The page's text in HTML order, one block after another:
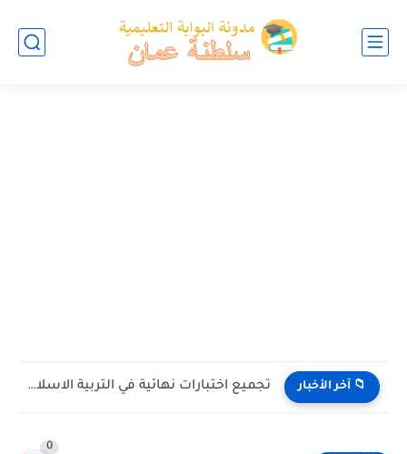
📁 آخر الأخبار تجميع اختبارات نهائية في التربية الاسلامية للصف الخامس الفصل الثاني...
0